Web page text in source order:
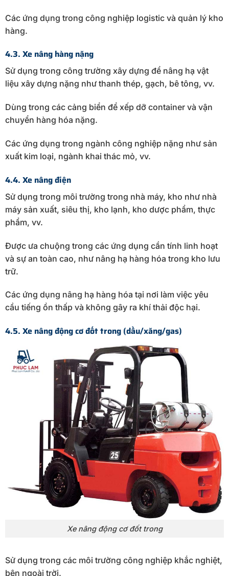
Các ứng dụng trong công nghiệp logistic và quản lý kho
hàng.
4.3. Xe nâng hàng nặng
Sử dụng trong công trường xây dựng để nâng hạ vật
liệu xây dựng nặng như thanh thép, gạch, bê tông, vv.
Dùng trong các cảng biển để xếp dỡ container và vận
chuyển hàng hóa nặng.
Các ứng dụng trong ngành công nghiệp nặng như sản
xuất kim loại, ngành khai thác mỏ, vv.
4.4. Xe nâng điện
Sử dụng trong môi trường trong nhà máy, kho như nhà
máy sản xuất, siêu thị, kho lạnh, kho dược phẩm, thực
phẩm, vv.
Được ưa chuộng trong các ứng dụng cần tính linh hoạt
và sự an toàn cao, như nâng hạ hàng hóa trong kho lưu
trữ.
Các ứng dụng nâng hạ hàng hóa tại nơi làm việc yêu
cầu tiếng ồn thấp và không gây ra khí thải độc hại.
4.5. Xe nâng động cơ đốt trong (dầu/xăng/gas)
Xe nâng động cơ đốt trong
Sử dụng trong các môi trường công nghiệp khắc nghiệt,
bên ngoài trời.